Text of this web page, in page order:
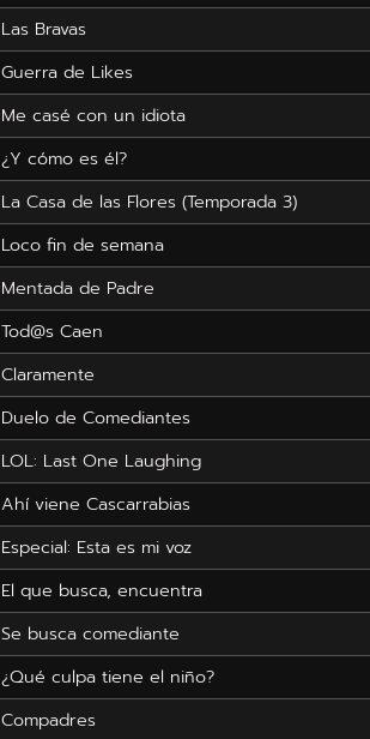
Las Bravas
Guerra de Likes
Me casé con un idiota
¿Y cómo es él?
La Casa de las Flores (Temporada 3)
Loco fin de semana
Mentada de Padre
Tod@s Caen
Claramente
Duelo de Comediantes
LOL: Last One Laughing
Ahí viene Cascarrabias
Especial: Esta es mi voz
El que busca, encuentra
Se busca comediante
¿Qué culpa tiene el niño?
Compadres